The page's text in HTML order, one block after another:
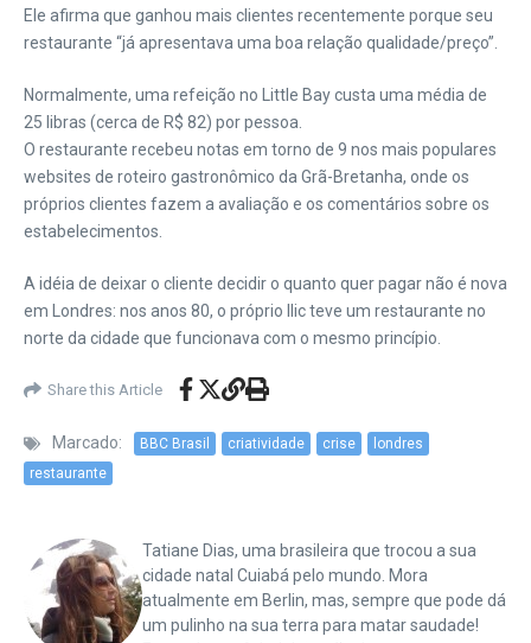
Ele afirma que ganhou mais clientes recentemente porque seu
restaurante “já apresentava uma boa relação qualidade/preço”.
Normalmente, uma refeição no Little Bay custa uma média de
25 libras (cerca de R$ 82) por pessoa.
O restaurante recebeu notas em torno de 9 nos mais populares
websites de roteiro gastronômico da Grã-Bretanha, onde os
próprios clientes fazem a avaliação e os comentários sobre os
estabelecimentos.
A idéia de deixar o cliente decidir o quanto quer pagar não é nova
em Londres: nos anos 80, o próprio Ilic teve um restaurante no
norte da cidade que funcionava com o mesmo princípio.
Share this Article
Marcado: BBC Brasil criatividade crise
londres
restaurante
Tatiane Dias, uma brasileira que trocou a sua
cidade natal Cuiabá pelo mundo. Mora
atualmente em Berlin, mas, sempre que pode dá
um pulinho na sua terra para matar saudade!